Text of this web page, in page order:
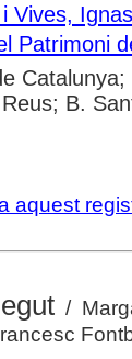
Vives,
Patrimoni
B.
aquest
/